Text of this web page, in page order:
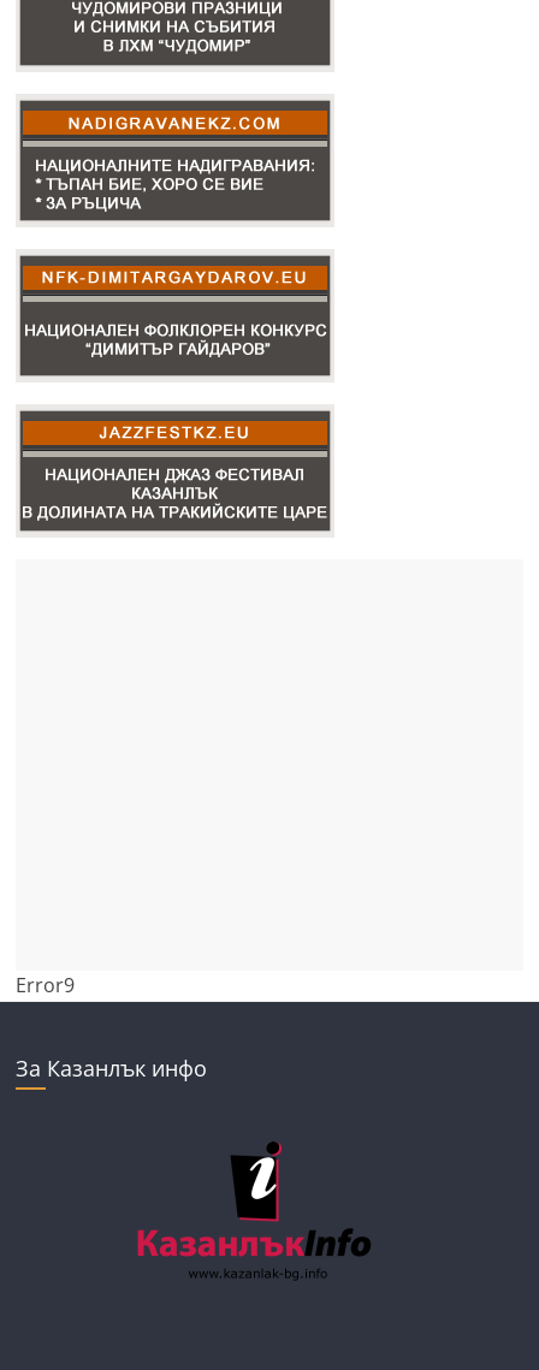
Error9
За Казанлък инфо